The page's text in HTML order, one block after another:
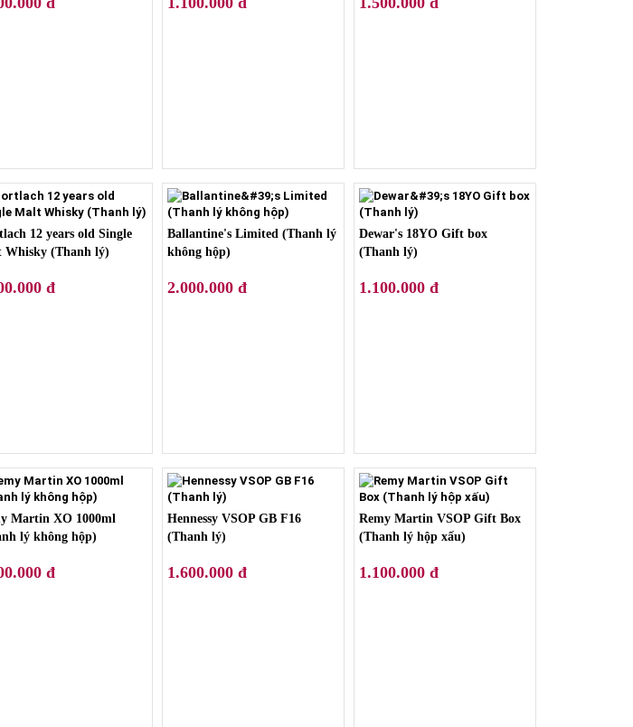
12 years old Single
Whisky (Thanh lý)
đ
Ballantine's Limited (Thanh lý
không hộp)
2.000.000 đ
Dewar's 18YO Gift box
(Thanh lý)
1.100.000 đ
Martin XO 1000ml
lý không hộp)
đ
Hennessy VSOP GB F16
(Thanh lý)
1.600.000 đ
Remy Martin VSOP Gift Box
(Thanh lý hộp xấu)
1.100.000 đ